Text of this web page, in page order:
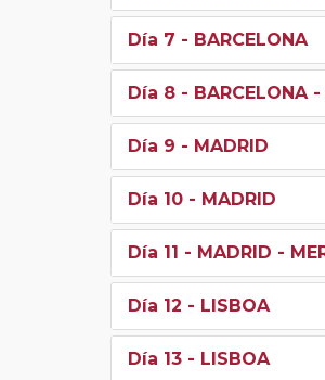
Día 7 - BARCELONA
Día 8 - BARCELONA
Día 9 - MADRID
Día 10 - MADRID
Día 11 - MADRID -
Día 12 - LISBOA
Día 13 - LISBOA